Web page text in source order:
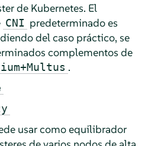
de Kubernetes. El
CNI predeterminado es
del caso práctico, se
complementos de
.
usar como equilibrador